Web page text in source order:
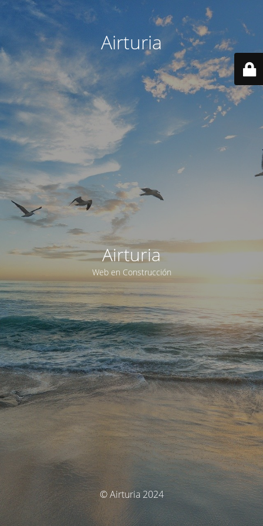
Airturia
Airturia
Web en Construcción
© Airturia 2024